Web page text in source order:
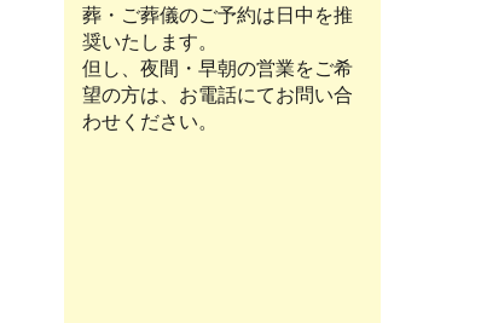
葬・ご葬儀のご予約は日中を推
奨いたします。
但し、夜間・早朝の営業をご希
望の方は、お電話にてお問い合
わせください。